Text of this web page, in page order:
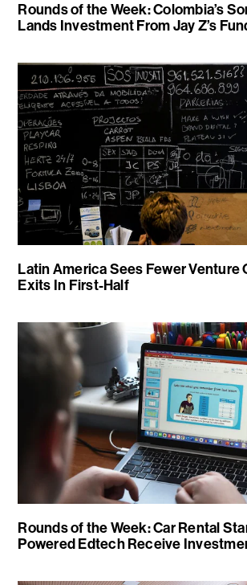
Rounds of the Week: Colombia’s
Lands Investment From Jay Z’s
Latin America Sees Fewer Venture
Exits In First-Half
Rounds of the Week: Car Rental
Powered Edtech Receive